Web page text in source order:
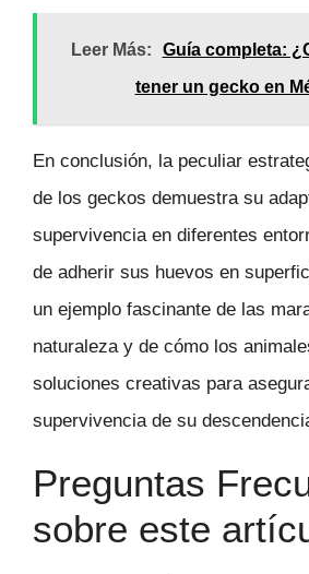
Leer Más:
Guía completa:
tener un gecko en
En conclusión, la peculiar
de los geckos demuestra su
supervivencia en diferentes
de adherir sus huevos en
un ejemplo fascinante de las
naturaleza y de cómo los
soluciones creativas para
supervivencia de su
Preguntas
sobre este